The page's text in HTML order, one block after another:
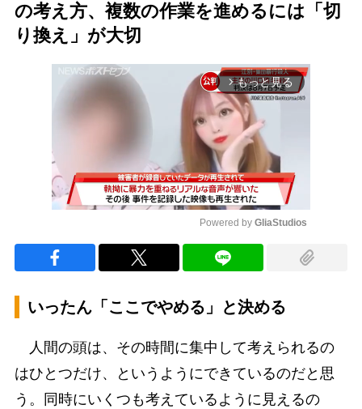
の考え方、複数の作業を進めるには「切
り換え」が大切
arrow_forward_ios もっと見る
Powered by GliaStudios
いったん「ここでやめる」と決める
人間の頭は、その時間に集中して考えられるの
はひとつだけ、というようにできているのだと思
う。同時にいくつも考えているように見えるの